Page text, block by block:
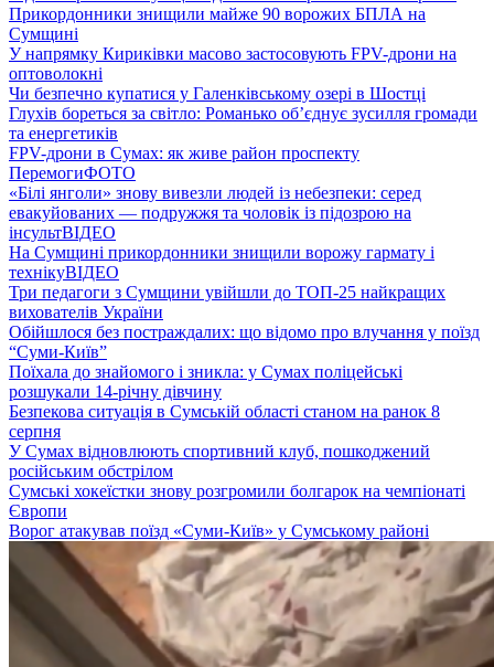
Прикордонники знищили майже 90 ворожих БПЛА на
Сумщині
У напрямку Кириківки масово застосовують FPV-дрони на
оптоволокні
Чи безпечно купатися у Галенківському озері в Шостці
Глухів бореться за світло: Романько об’єднує зусилля громади
та енергетиків
FPV-дрони в Сумах: як живе район проспекту
ПеремогиФОТО
«Білі янголи» знову вивезли людей із небезпеки: серед
евакуйованих — подружжя та чоловік із підозрою на
інсультВІДЕО
На Сумщині прикордонники знищили ворожу гармату і
технікуВІДЕО
Три педагоги з Сумщини увійшли до ТОП-25 найкращих
вихователів України
Обійшлося без постраждалих: що відомо про влучання у поїзд
“Суми-Київ”
Поїхала до знайомого і зникла: у Сумах поліцейські
розшукали 14-річну дівчину
Безпекова ситуація в Сумській області станом на ранок 8
серпня
У Сумах відновлюють спортивний клуб, пошкоджений
російським обстрілом
Сумські хокеїстки знову розгромили болгарок на чемпіонаті
Європи
Ворог атакував поїзд «Суми-Київ» у Сумському районі